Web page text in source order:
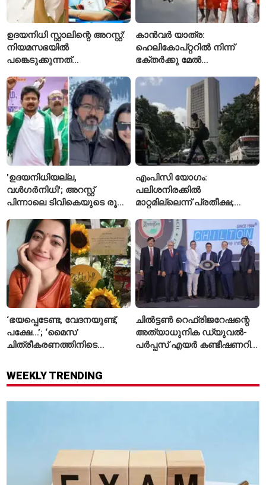
ഉദയനിധി സ്റ്റാലിന്റെ അറസ്റ്റ്:
നിയമസഭയിൽ
പങ്കെടുക്കുന്നത്
കനിമൊഴി
കാൻവർ യാത്ര:
ഹെലികോപ്റ്ററിൽ നിന്ന്
ഭക്തർക്കു മേൽ
ഉത്തർപ്രദേശ് സർക്കാർ
'ഉദയനിധിയല്ല,
വൾഗർനിധി'; അറസ്റ്റ്
പിന്നാലെ ടിവികെയുടെ രൂക്ഷ
എംപിസി യോഗം:
പലിശനിരക്കിൽ
മാറ്റമില്ലെന്ന് പ്രതീക്ഷ;
ജാഗ്രതയോടെ ആർബിഐ
‘ഭയപ്പെടേണ്ട, വേദനയുണ്ട്,
പക്ഷേ…’; ‘മൈസ’
ചിത്രീകരണത്തിനിടെ
ആദ്യമായി പ്രതികരിച്ച്
രശ്മിക മന്ദാന
ചിൽട്ടൺ റെഫ്രിജറേഷന്റെ
അത്യാധുനിക ഡ്യുവൽ-
പർപ്പസ് എയർ കണ്ടീഷണറിന്
WEEKLY TRENDING